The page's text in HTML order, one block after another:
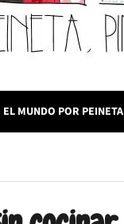
EL MUNDO POR PEINETA